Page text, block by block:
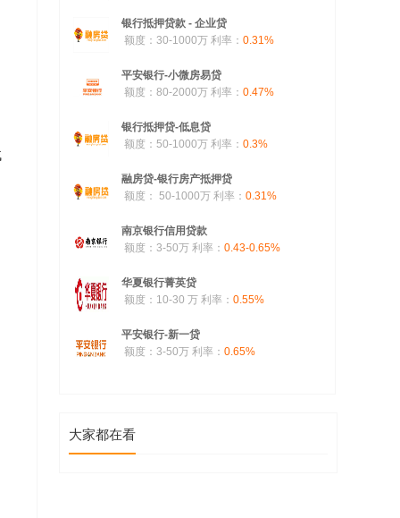
银行抵押贷款 - 企业贷
额度：30-1000万 利率： 0.31%
平安银行-小微房易贷
额度：80-2000万 利率： 0.47%
银行抵押贷-低息贷
额度：50-1000万 利率： 0.3%
融房贷-银行房产抵押贷
额度： 50-1000万 利率： 0.31%
南京银行信用贷款
额度：3-50万 利率： 0.43-0.65%
华夏银行菁英贷
额度：10-30 万 利率： 0.55%
平安银行-新一贷
额度：3-50万 利率： 0.65%
大家都在看